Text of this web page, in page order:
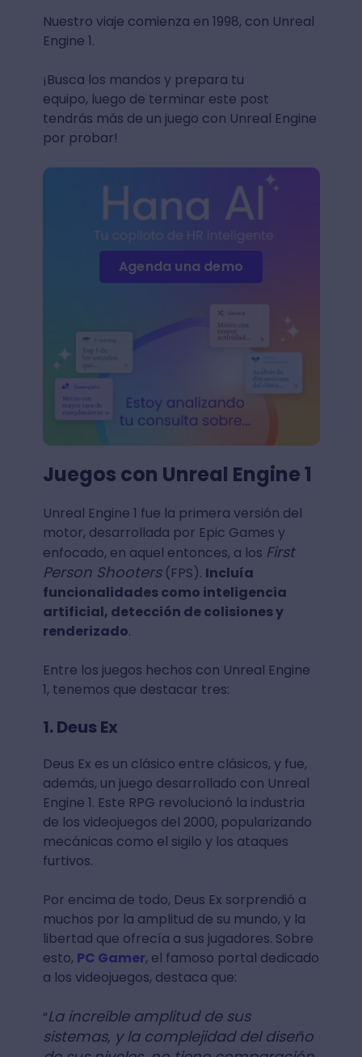
Nuestro viaje comienza en 1998, con Unreal
Engine 1.
¡Busca los mandos y prepara tu
equipo, luego de terminar este post
tendrás más de un juego con Unreal Engine
por probar!
Agenda una demo
Juegos con Unreal Engine 1
Unreal Engine 1 fue la primera versión del
motor, desarrollada por Epic Games y
enfocado, en aquel entonces, a los First
Person Shooters(FPS). Incluía
funcionalidades como inteligencia
artificial, detección de colisiones y
renderizado.
Entre los juegos hechos con Unreal Engine
1, tenemos que destacar tres:
1. Deus Ex
Deus Ex es un clásico entre clásicos, y fue,
además, un juego desarrollado con Unreal
Engine 1. Este RPG revolucionó la industria
de los videojuegos del 2000, popularizando
mecánicas como el sigilo y los ataques
furtivos.
Por encima de todo, Deus Ex sorprendió a
muchos por la amplitud de su mundo, y la
libertad que ofrecía a sus jugadores. Sobre
esto, PC Gamer, el famoso portal dedicado
a los videojuegos, destaca que:
“La increíble amplitud de sus
sistemas, y la complejidad del diseño